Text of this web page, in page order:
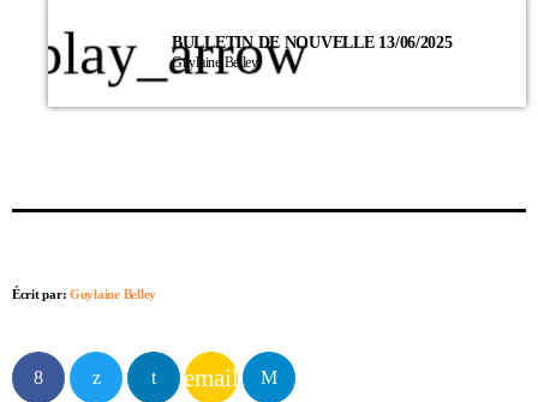
play_arrow
BULLETIN DE NOUVELLE 13/06/2025
Guylaine Belley
Écrit par:Guylaine Belley
email